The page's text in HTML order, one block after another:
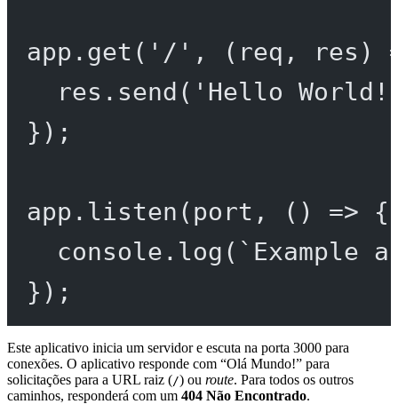
app. get ( '/' , ( req , res )
res. send ( 'Hello
});
app. listen (port, () => {
console. log ( `Example
});
Este aplicativo inicia um servidor e escuta na porta 3000 para
conexões. O aplicativo responde com “Olá Mundo!” para
solicitações para a URL raiz (/) ou route. Para todos os outros
caminhos, responderá com um 404 Não Encontrado.